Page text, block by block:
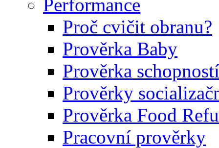
Performance
Proč cvičit obranu?
Prověrka Baby
Prověrka
Prověrky
Prověrka Food
Pracovní prověrky